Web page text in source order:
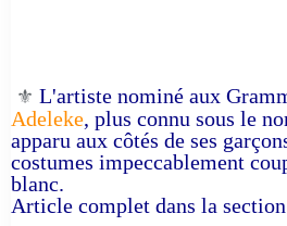
⚜️ L'artiste nominé aux
Adeleke, plus connu sous le
apparu aux côtés de ses
costumes impeccablement
blanc.
Article complet dans la